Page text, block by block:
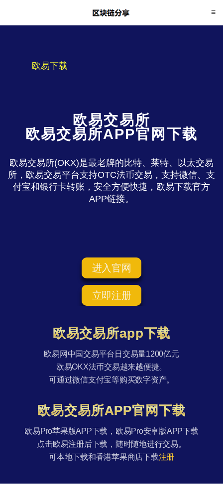
欧易下载
欧易交易所
欧易交易所APP官网下载
欧易交易所(OKX)是最老牌的比特、莱特、以太交易
所，欧易交易平台支持OTC法币交易，支持微信、支
付宝和银行卡转账，安全方便快捷，欧易下载官方
APP链接。
进入官网
立即注册
欧易交易所app下载
欧易网中国交易平台日交易量1200亿元
欧易OKX法币交易越来越便捷。
可通过微信支付宝等购买数字资产。
欧易交易所APP官网下载
欧易Pro苹果版APP下载，欧易Pro安卓版APP下载
点击欧易注册后下载，随时随地进行交易。
可本地下载和香港苹果商店下载注册